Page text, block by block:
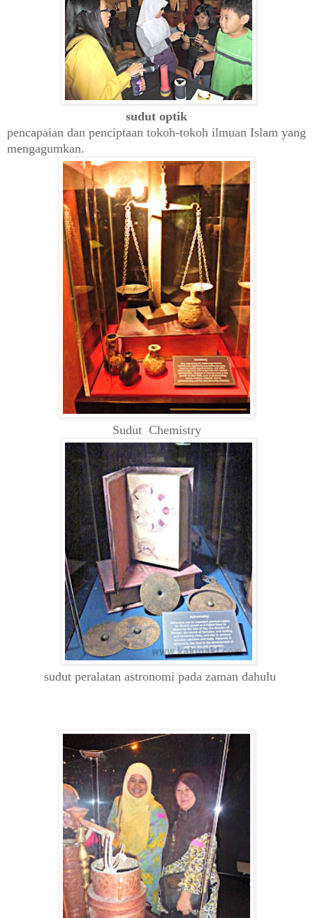
sudut optik
pencapaian dan penciptaan tokoh-tokoh ilmuan Islam yang
mengagumkan.
Sudut Chemistry
sudut peralatan astronomi pada zaman dahulu